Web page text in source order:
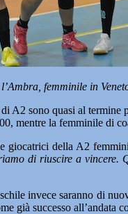
femminile in
sono quasi al termine
mentre la femminile di
giocatrici della A2
di riuscire a vincere.
invece saranno di
già successo all’andata